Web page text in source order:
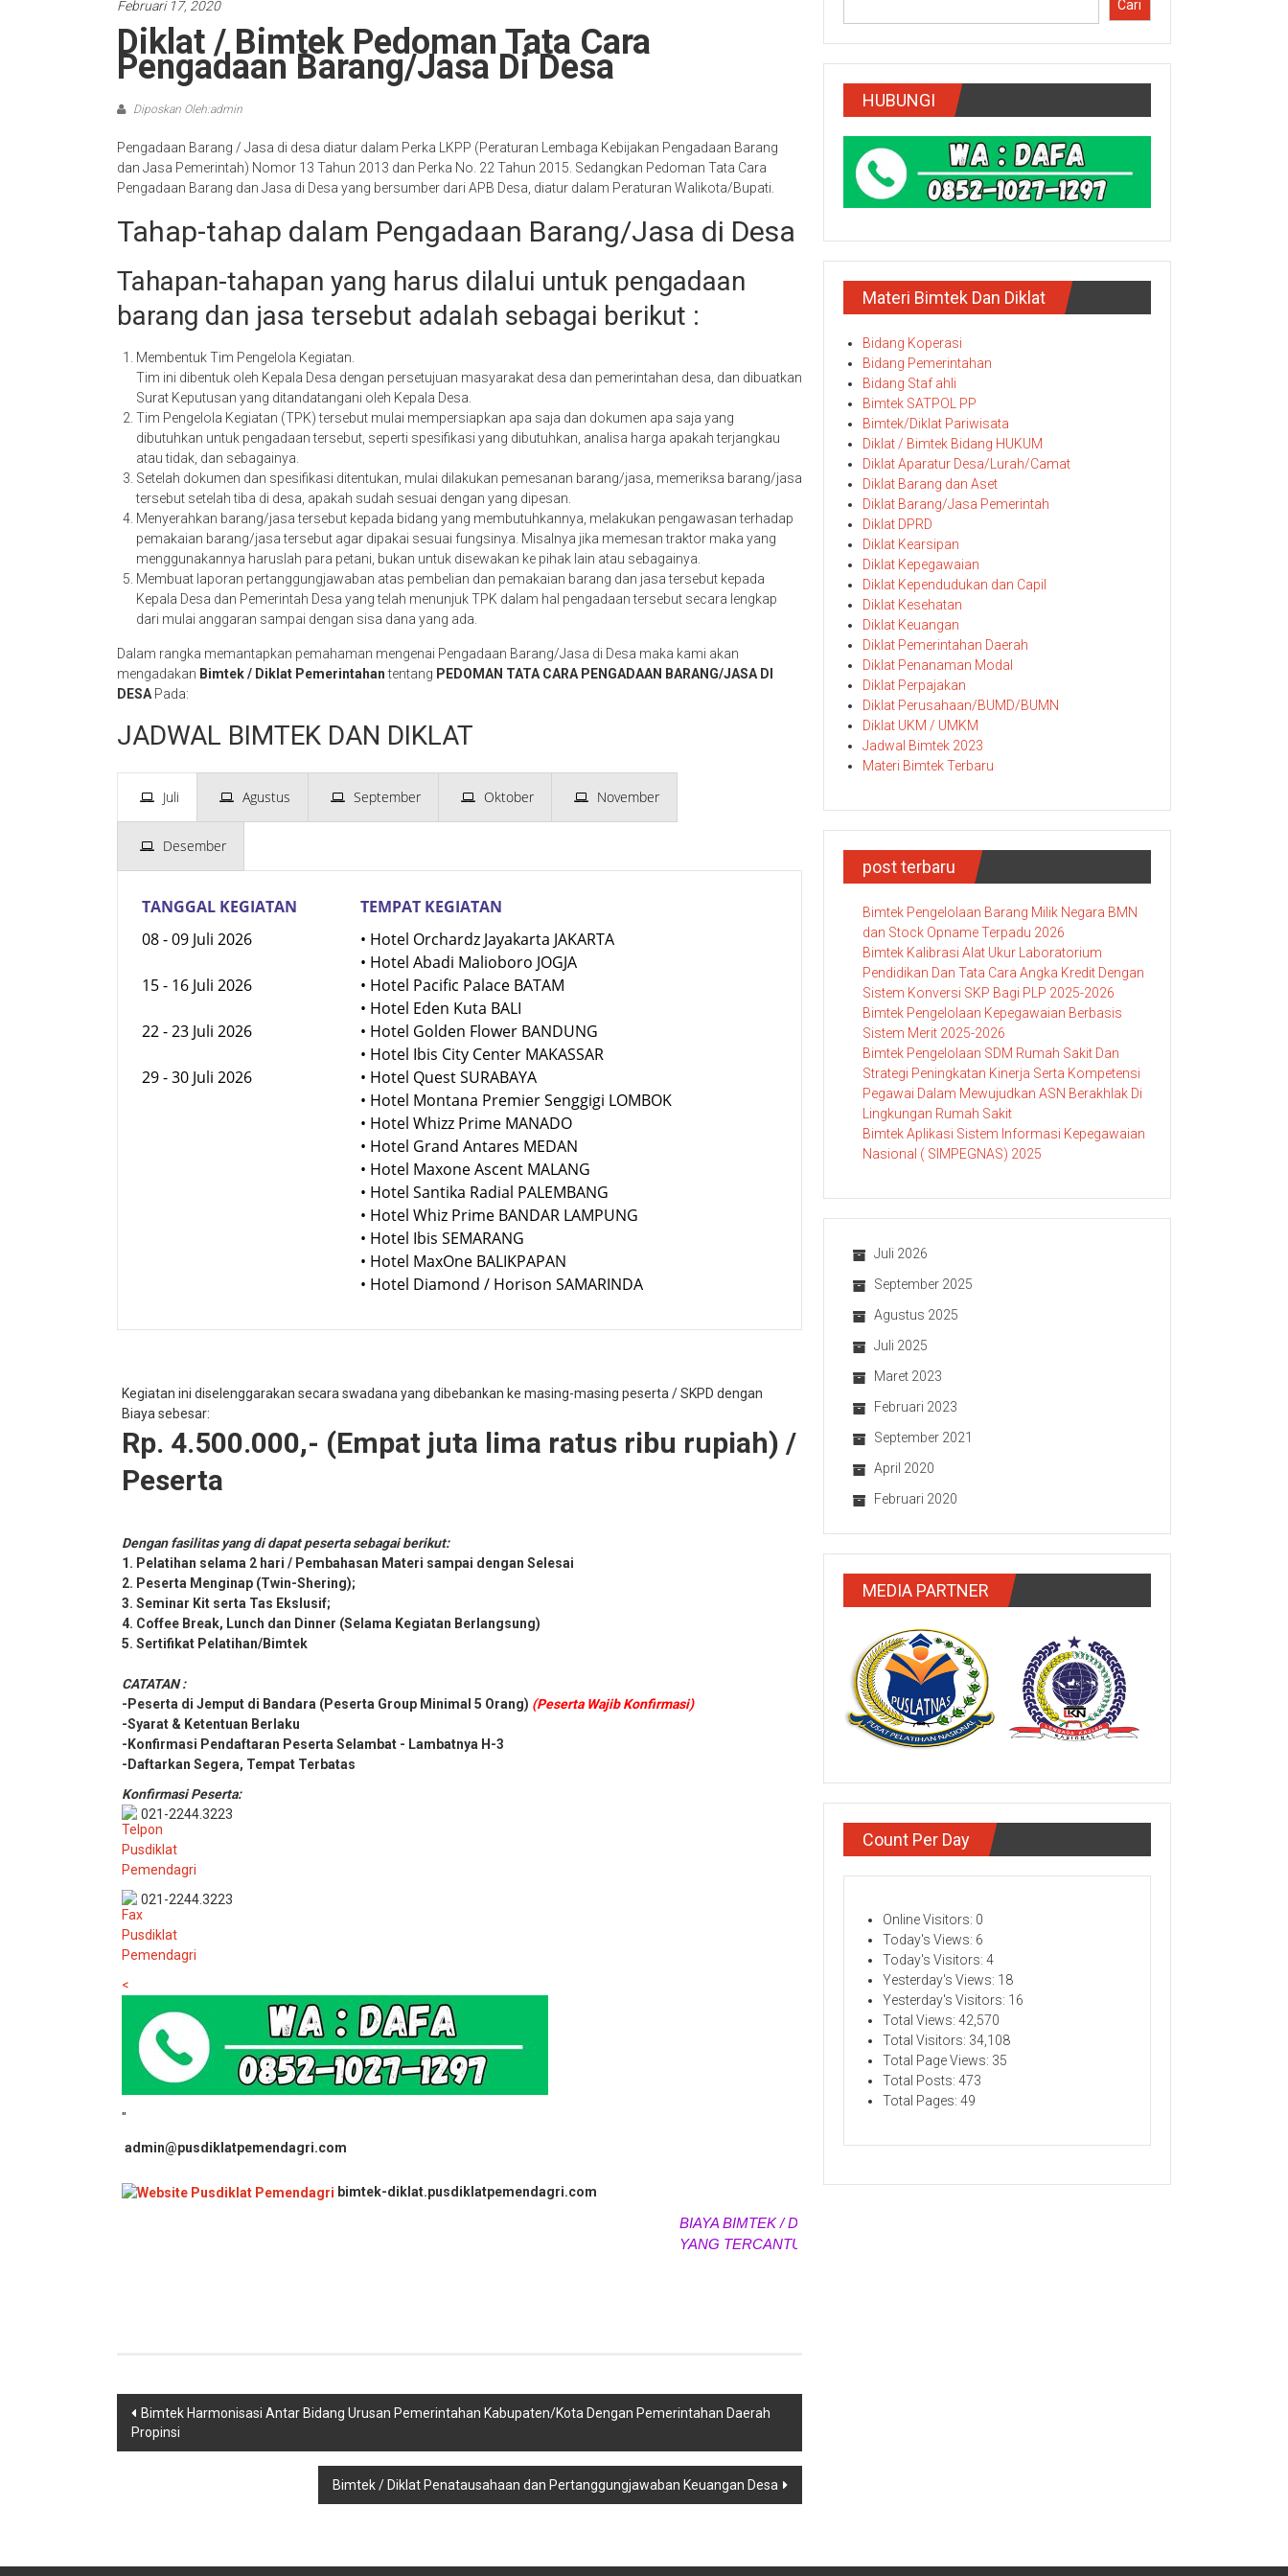
Februari 17, 2020
Diklat / Bimtek Pedoman Tata Cara
Pengadaan Barang/Jasa Di Desa
Diposkan Oleh:admin
Pengadaan Barang / Jasa di desa diatur dalam Perka LKPP (Peraturan Lembaga Kebijakan Pengadaan Barang
dan Jasa Pemerintah) Nomor 13 Tahun 2013 dan Perka No. 22 Tahun 2015. Sedangkan Pedoman Tata Cara
Pengadaan Barang dan Jasa di Desa yang bersumber dari APB Desa, diatur dalam Peraturan Walikota/Bupati.
Tahap-tahap dalam Pengadaan Barang/Jasa di Desa
Tahapan-tahapan yang harus dilalui untuk pengadaan
barang dan jasa tersebut adalah sebagai berikut :
Membentuk Tim Pengelola Kegiatan.
Tim ini dibentuk oleh Kepala Desa dengan persetujuan masyarakat desa dan pemerintahan desa, dan dibuatkan
Surat Keputusan yang ditandatangani oleh Kepala Desa.
Tim Pengelola Kegiatan (TPK) tersebut mulai mempersiapkan apa saja dan dokumen apa saja yang
dibutuhkan untuk pengadaan tersebut, seperti spesifikasi yang dibutuhkan, analisa harga apakah terjangkau
atau tidak, dan sebagainya.
Setelah dokumen dan spesifikasi ditentukan, mulai dilakukan pemesanan barang/jasa, memeriksa barang/jasa
tersebut setelah tiba di desa, apakah sudah sesuai dengan yang dipesan.
Menyerahkan barang/jasa tersebut kepada bidang yang membutuhkannya, melakukan pengawasan terhadap
pemakaian barang/jasa tersebut agar dipakai sesuai fungsinya. Misalnya jika memesan traktor maka yang
menggunakannya haruslah para petani, bukan untuk disewakan ke pihak lain atau sebagainya.
Membuat laporan pertanggungjawaban atas pembelian dan pemakaian barang dan jasa tersebut kepada
Kepala Desa dan Pemerintah Desa yang telah menunjuk TPK dalam hal pengadaan tersebut secara lengkap
dari mulai anggaran sampai dengan sisa dana yang ada.
Dalam rangka memantapkan pemahaman mengenai Pengadaan Barang/Jasa di Desa maka kami akan
mengadakan Bimtek / Diklat Pemerintahantentang PEDOMAN TATA CARA PENGADAAN BARANG/JASA DI
DESA Pada:
JADWAL BIMTEK DAN DIKLAT
Juli Agustus September Oktober November
Desember
TANGGAL KEGIATAN
TEMPAT KEGIATAN
08 - 09 Juli 2026
15 - 16 Juli 2026
22 - 23 Juli 2026
29 - 30 Juli 2026
• Hotel Orchardz Jayakarta JAKARTA
• Hotel Abadi Malioboro JOGJA
• Hotel Pacific Palace BATAM
• Hotel Eden Kuta BALI
• Hotel Golden Flower BANDUNG
• Hotel Ibis City Center MAKASSAR
• Hotel Quest SURABAYA
• Hotel Montana Premier Senggigi LOMBOK
• Hotel Whizz Prime MANADO
• Hotel Grand Antares MEDAN
• Hotel Maxone Ascent MALANG
• Hotel Santika Radial PALEMBANG
• Hotel Whiz Prime BANDAR LAMPUNG
• Hotel Ibis SEMARANG
• Hotel MaxOne BALIKPAPAN
• Hotel Diamond / Horison SAMARINDA
Kegiatan ini diselenggarakan secara swadana yang dibebankan ke masing-masing peserta / SKPD dengan
Biaya sebesar:
Rp. 4.500.000,- (Empat juta lima ratus ribu rupiah) /
Peserta
Dengan fasilitas yang di dapat peserta sebagai berikut:
1. Pelatihan selama 2 hari / Pembahasan Materi sampai dengan Selesai
2. Peserta Menginap (Twin-Shering);
3. Seminar Kit serta Tas Ekslusif;
4. Coffee Break, Lunch dan Dinner (Selama Kegiatan Berlangsung)
5. Sertifikat Pelatihan/Bimtek
CATATAN :
-Peserta di Jemput di Bandara (Peserta Group Minimal 5 Orang) (Peserta Wajib Konfirmasi)
-Syarat & Ketentuan Berlaku
-Konfirmasi Pendaftaran Peserta Selambat - Lambatnya H-3
-Daftarkan Segera, Tempat Terbatas
Konfirmasi Peserta:
021-2244.3223
021-2244.3223
<
"
admin@pusdiklatpemendagri.com
bimtek-diklat.pusdiklatpemendagri.com
BIAYA BIMTEK / DIKLAT / PELATIHAN
YANG TERCANTUM SEWAKTU-WAKTU DAPAT BERUBAH
Navigasi
pos
Bimtek Harmonisasi Antar Bidang Urusan Pemerintahan Kabupaten/Kota Dengan Pemerintahan Daerah
Propinsi
Bimtek / Diklat Penatausahaan dan Pertanggungjawaban Keuangan Desa
Cari
HUBUNGI
Materi Bimtek Dan Diklat
Bidang Koperasi
Bidang Pemerintahan
Bidang Staf ahli
Bimtek SATPOL PP
Bimtek/Diklat Pariwisata
Diklat / Bimtek Bidang HUKUM
Diklat Aparatur Desa/Lurah/Camat
Diklat Barang dan Aset
Diklat Barang/Jasa Pemerintah
Diklat DPRD
Diklat Kearsipan
Diklat Kepegawaian
Diklat Kependudukan dan Capil
Diklat Kesehatan
Diklat Keuangan
Diklat Pemerintahan Daerah
Diklat Penanaman Modal
Diklat Perpajakan
Diklat Perusahaan/BUMD/BUMN
Diklat UKM / UMKM
Jadwal Bimtek 2023
Materi Bimtek Terbaru
post terbaru
Bimtek Pengelolaan Barang Milik Negara BMN
dan Stock Opname Terpadu 2026
Bimtek Kalibrasi Alat Ukur Laboratorium
Pendidikan Dan Tata Cara Angka Kredit Dengan
Sistem Konversi SKP Bagi PLP 2025-2026
Bimtek Pengelolaan Kepegawaian Berbasis
Sistem Merit 2025-2026
Bimtek Pengelolaan SDM Rumah Sakit Dan
Strategi Peningkatan Kinerja Serta Kompetensi
Pegawai Dalam Mewujudkan ASN Berakhlak Di
Lingkungan Rumah Sakit
Bimtek Aplikasi Sistem Informasi Kepegawaian
Nasional ( SIMPEGNAS) 2025
Juli 2026
September 2025
Agustus 2025
Juli 2025
Maret 2023
Februari 2023
September 2021
April 2020
Februari 2020
MEDIA PARTNER
Count Per Day
Online Visitors: 0
Today's Views: 6
Today's Visitors: 4
Yesterday's Views: 18
Yesterday's Visitors: 16
Total Views: 42,570
Total Visitors: 34,108
Total Page Views: 35
Total Posts: 473
Total Pages: 49